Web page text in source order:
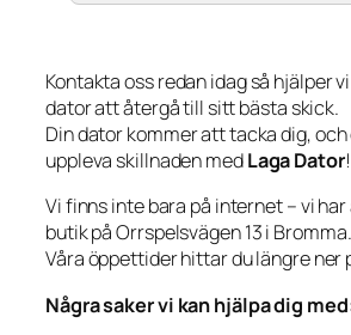
Kontakta oss redan idag så hjälper
dator att återgå till sitt bästa skick.
Din dator kommer att tacka dig,
uppleva skillnaden medLaga Dator!
Vi finns inte bara på internet – vi
butik på Orrspelsvägen 13 i Bromma.
Våra öppettider hittar du längre ner
Några saker vi kan hjälpa dig